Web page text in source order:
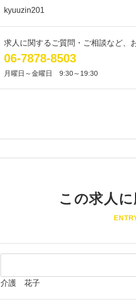
kyuuzin201
求人に関するご質問・ご相談など、
06-7878-8503
月曜日～金曜日 9:30～19:30
この求人
介護 花子